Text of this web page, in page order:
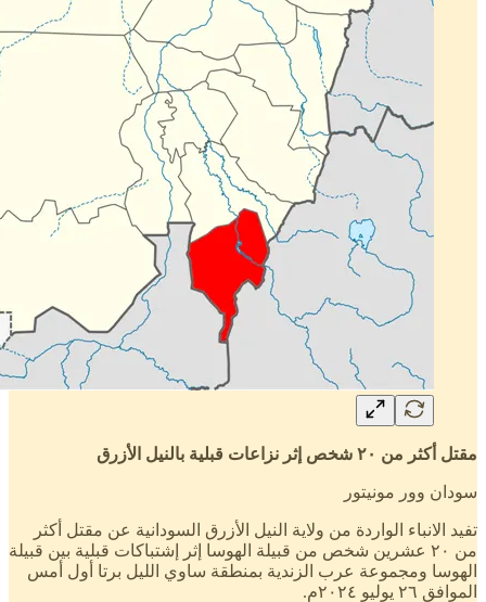
مقتل أكثر من ٢٠ شخص إثر نزاعات قبلية بالنيل الأزرق
سودان وور مونيتور
تفيد الانباء الواردة من ولاية النيل الأزرق السودانية عن مقتل أكثر
من ٢٠ عشرين شخص من قبيلة الهوسا إثر إشتباكات قبلية بين قبيلة
الهوسا ومجموعة عرب الزندية بمنطقة ساوي الليل برتا أول أمس
الموافق ٢٦ يوليو ٢٠٢٤م.